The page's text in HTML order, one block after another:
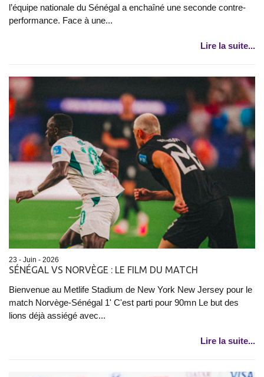
l’équipe nationale du Sénégal a enchaîné une seconde contre-
performance. Face à une...
Lire la suite...
23 - Juin - 2026
SÉNÉGAL VS NORVÈGE : LE FILM DU MATCH
Bienvenue au Metlife Stadium de New York New Jersey pour le
match Norvège-Sénégal 1' C'est parti pour 90mn Le but des
lions déjà assiégé avec...
Lire la suite...